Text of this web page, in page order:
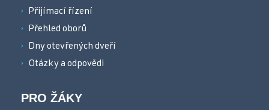
Přijímací řízení
Přehled oborů
Dny otevřených dveří
Otázky a odpovědi
PRO ŽÁKY